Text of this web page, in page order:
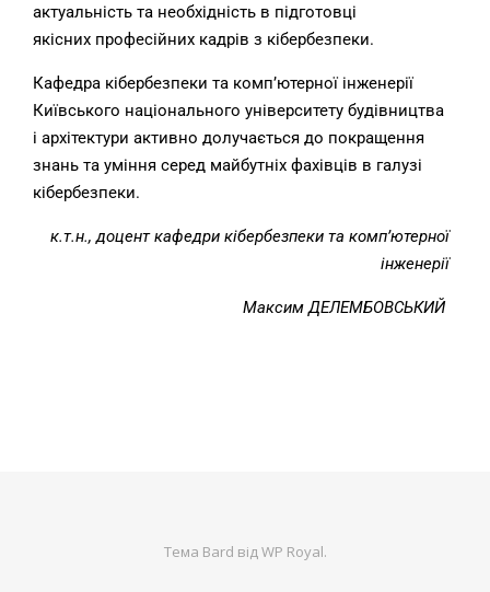
актуальність та необхідність в підготовці
якісних професійних кадрів з кібербезпеки.
Кафедра кібербезпеки та комп’ютерної інженерії
Київського національного університету будівництва
і архітектури активно долучається до покращення
знань та уміння серед майбутніх фахівців в галузі
кібербезпеки.
к.т.н., доцент кафедри кібербезпеки та комп’ютерної
інженерії
Максим ДЕЛЕМБОВСЬКИЙ
Тема Bard відWP Royal.